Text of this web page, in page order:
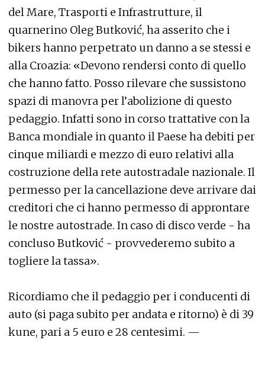
del Mare, Trasporti e Infrastrutture, il
quarnerino Oleg Butković, ha asserito che i
bikers hanno perpetrato un danno a se stessi e
alla Croazia: «Devono rendersi conto di quello
che hanno fatto. Posso rilevare che sussistono
spazi di manovra per l’abolizione di questo
pedaggio. Infatti sono in corso trattative con la
Banca mondiale in quanto il Paese ha debiti per
cinque miliardi e mezzo di euro relativi alla
costruzione della rete autostradale nazionale. Il
permesso per la cancellazione deve arrivare dai
creditori che ci hanno permesso di approntare
le nostre autostrade. In caso di disco verde - ha
concluso Butković - provvederemo subito a
togliere la tassa».
Ricordiamo che il pedaggio per i conducenti di
auto (si paga subito per andata e ritorno) è di 39
kune, pari a 5 euro e 28 centesimi. —